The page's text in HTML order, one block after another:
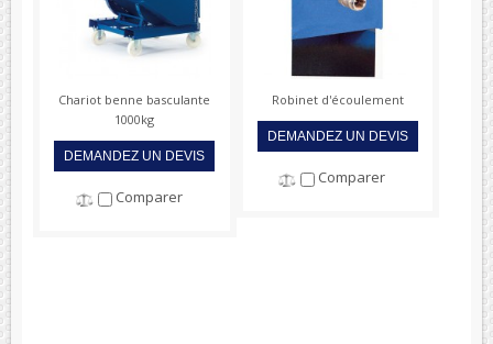
Chariot benne basculante
1000kg
DEMANDEZ UN DEVIS
Comparer
Robinet d'écoulement
DEMANDEZ UN DEVIS
Comparer